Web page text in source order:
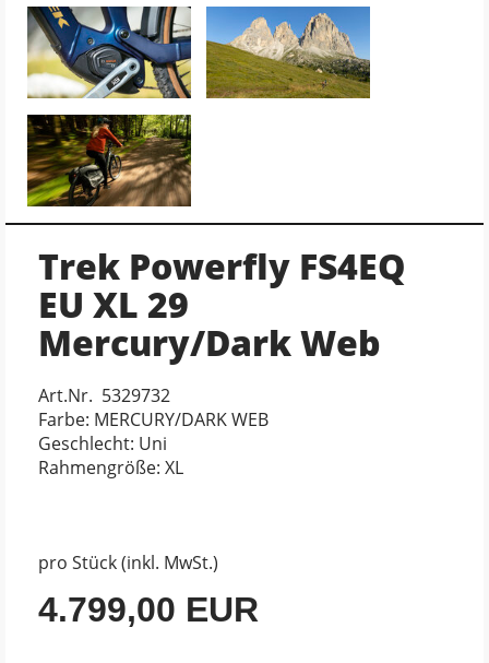
Trek Powerfly FS4EQ
EU XL 29
Mercury/Dark Web
Art.Nr. 5329732
Farbe: MERCURY/DARK WEB
Geschlecht: Uni
Rahmengröße: XL
pro Stück (inkl. MwSt.)
4.799,00 EUR